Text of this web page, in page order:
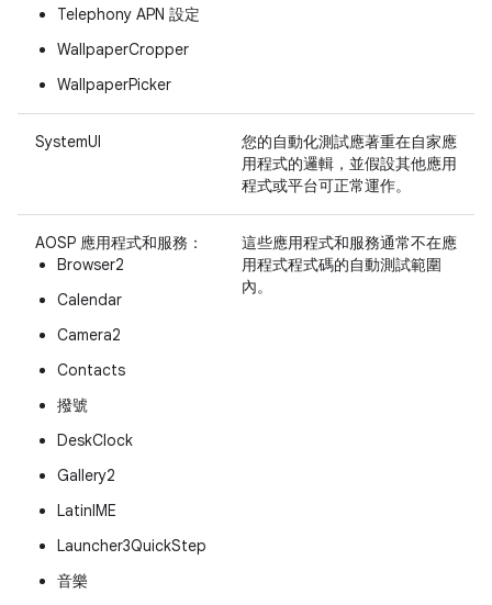
Telephony APN 設定
WallpaperCropper
WallpaperPicker
SystemUI
您的自動化測試應著重在自家應
用程式的邏輯，並假設其他應用
程式或平台可正常運作。
AOSP 應用程式和服務：
Browser2
Calendar
Camera2
Contacts
撥號
DeskClock
Gallery2
LatinIME
Launcher3QuickStep
音樂
這些應用程式和服務通常不在應
用程式程式碼的自動測試範圍
內。